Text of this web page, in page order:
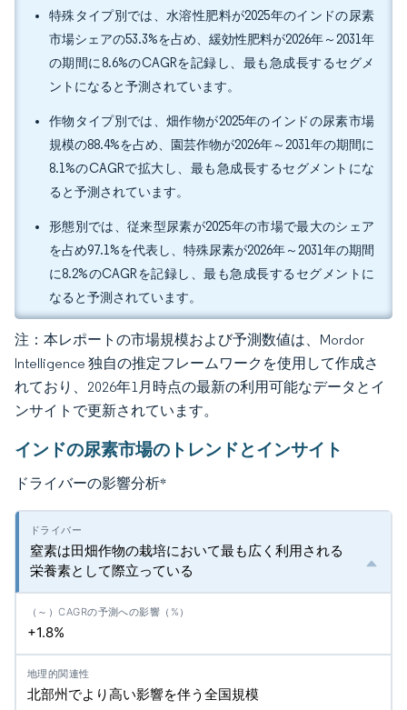
特殊タイプ別では、水溶性肥料が2025年のインドの尿素
市場シェアの53.3%を占め、緩効性肥料が2026年～2031年
の期間に8.6%のCAGRを記録し、最も急成長するセグメ
ントになると予測されています。
作物タイプ別では、畑作物が2025年のインドの尿素市場
規模の88.4%を占め、園芸作物が2026年～2031年の期間に
8.1%のCAGRで拡大し、最も急成長するセグメントにな
ると予測されています。
形態別では、従来型尿素が2025年の市場で最大のシェア
を占め97.1%を代表し、特殊尿素が2026年～2031年の期間
に8.2%のCAGRを記録し、最も急成長するセグメントに
なると予測されています。
注：本レポートの市場規模および予測数値は、Mordor
Intelligence 独自の推定フレームワークを使用して作成さ
れており、2026年1月時点の最新の利用可能なデータとイ
ンサイトで更新されています。
インドの尿素市場のトレンドとインサイト
ドライバーの影響分析*
窒素は田畑作物の栽培において最も広く利用される
栄養素として際立っている
+1.8%
北部州でより高い影響を伴う全国規模